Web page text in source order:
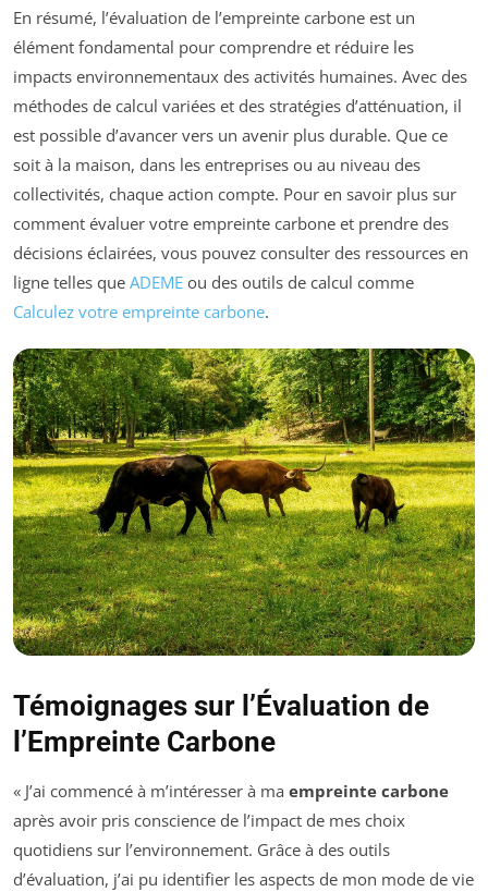
En résumé, l’évaluation de l’empreinte carbone est un
élément fondamental pour comprendre et réduire les
impacts environnementaux des activités humaines. Avec des
méthodes de calcul variées et des stratégies d’atténuation, il
est possible d’avancer vers un avenir plus durable. Que ce
soit à la maison, dans les entreprises ou au niveau des
collectivités, chaque action compte. Pour en savoir plus sur
comment évaluer votre empreinte carbone et prendre des
décisions éclairées, vous pouvez consulter des ressources en
ligne telles que ADEME ou des outils de calcul comme
Calculez votre empreinte carbone.
Témoignages sur l’Évaluation de
l’Empreinte Carbone
« J’ai commencé à m’intéresser à ma empreinte carbone
après avoir pris conscience de l’impact de mes choix
quotidiens sur l’environnement. Grâce à des outils
d’évaluation, j’ai pu identifier les aspects de mon mode de vie